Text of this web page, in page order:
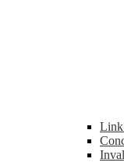
Link